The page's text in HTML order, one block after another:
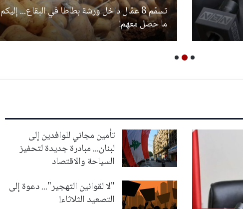
تسمّم 8 عمّال داخل ورشة بطاطا في البقاع... إليكم
ما حصل معهم!
تأمين مجاني للوافدين إلى
لبنان... مبادرة جديدة لتحفيز
السياحة والاقتصاد
"لا لقوانين التهجير"... دعوة إلى
التصعيد الثلاثاء!